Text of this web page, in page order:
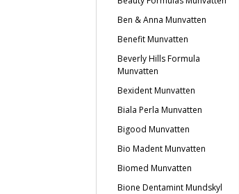
Ben & Anna Munvatten
Benefit Munvatten
Beverly Hills Formula
Munvatten
Bexident Munvatten
Biala Perla Munvatten
Bigood Munvatten
Bio Madent Munvatten
Biomed Munvatten
Bione Dentamint Mundskyl